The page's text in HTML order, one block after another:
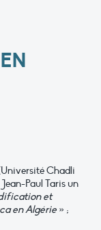
Chadli
Paul Taris un
et
en Algérie » ;